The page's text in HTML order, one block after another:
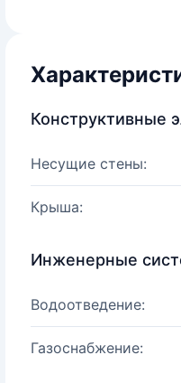
Конструктивные
Несущие стены:
Крыша:
Инженерные
Водоотведение:
Газоснабжение: